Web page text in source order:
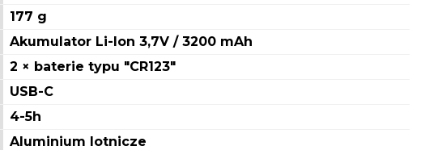
177 g
Akumulator Li-Ion 3,7V / 3200 mAh
2 × baterie typu "CR123"
USB-C
4-5h
Aluminium lotnicze